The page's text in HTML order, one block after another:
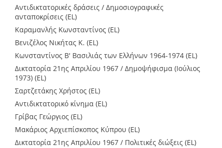
Αντιδικτατορικές δράσεις / Δημοσιογραφικές
ανταποκρίσεις (EL)
Καραμανλής Κωνσταντίνος (EL)
Βενιζέλος Νικήτας Κ. (EL)
Κωνσταντίνος Β' Βασιλιάς των Ελλήνων 1964-1974 (EL)
Δικτατορία 21ης Απριλίου 1967 / Δημοψήφισμα (Ιούλιος
1973) (EL)
Σαρτζετάκης Χρήστος (EL)
Αντιδικτατορικό κίνημα (EL)
Γρίβας Γεώργιος (EL)
Μακάριος Αρχιεπίσκοπος Κύπρου (EL)
Δικτατορία 21ης Απριλίου 1967 / Πολιτικές διώξεις (EL)